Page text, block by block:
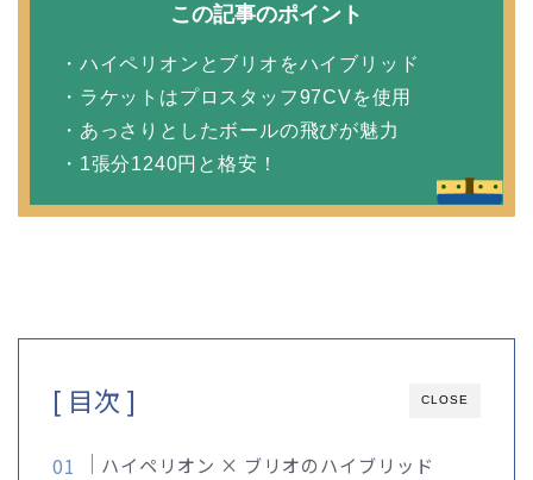
この記事のポイント
・ハイペリオンとブリオをハイブリッド
・ラケットはプロスタッフ97CVを使用
・あっさりとしたボールの飛びが魅力
・1張分1240円と格安！
CLOSE
[ 目次 ]
ハイペリオン × ブリオのハイブリッド